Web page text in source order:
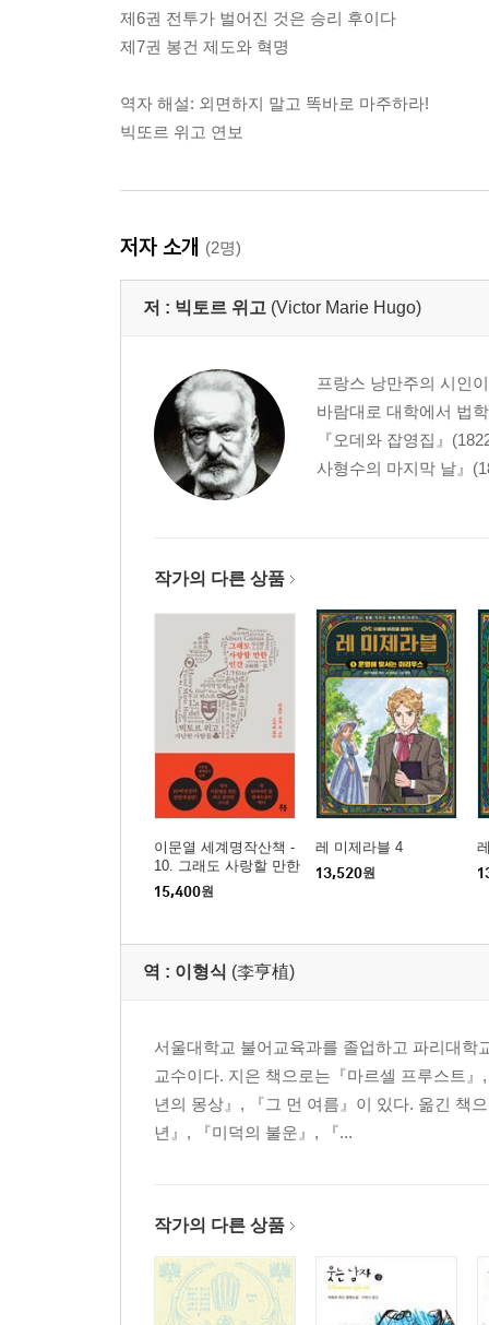
제6권 전투가 벌어진 것은 승리 후이다
제7권 봉건 제도와 혁명
역자 해설: 외면하지 말고 똑바로 마주하라!
빅또르 위고 연보
저자 소개 (2명)
저 : 빅토르 위고 (Victor Marie Hugo)
프랑스 낭만주의 시인
바람대로 대학에서 법
『오데와 잡영집』
사형수의 마지막 날』
작가의 다른 상품
이문열 세계명작산책 -
10. 그래도 사랑할 만한
인간
15,400원
레 미제라블 4
13,520원
역 : 이형식 (李亨植)
서울대학교 불어교육과를 졸업하고 파리대
교수이다. 지은 책으로는『마르셀 프루스트
년의 몽상』, 『그 먼 여름』이 있다. 옮긴 책
년』, 『미덕의 불운』, 『...
작가의 다른 상품